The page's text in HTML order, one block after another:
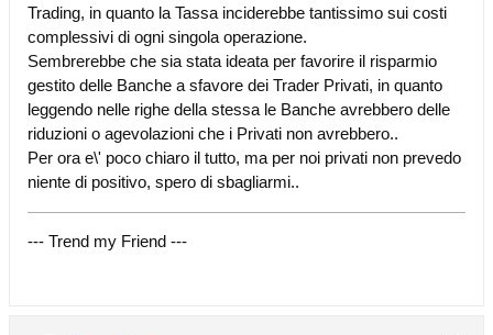
Trading, in quanto la Tassa inciderebbe tantissimo sui costi
complessivi di ogni singola operazione.
Sembrerebbe che sia stata ideata per favorire il risparmio
gestito delle Banche a sfavore dei Trader Privati, in quanto
leggendo nelle righe della stessa le Banche avrebbero delle
riduzioni o agevolazioni che i Privati non avrebbero..
Per ora e\' poco chiaro il tutto, ma per noi privati non prevedo
niente di positivo, spero di sbagliarmi..
--- Trend my Friend ---